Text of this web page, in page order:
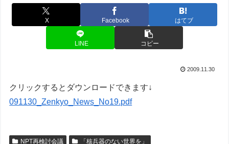
X Facebook はてブ
LINE コピー
2009.11.30
クリックするとダウンロードできます↓
091130_Zenkyo_News_No19.pdf
NPT再検討会議 「核兵器のない世界を」